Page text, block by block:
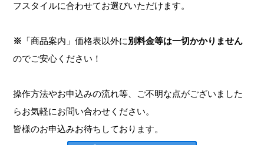
フスタイルに合わせてお選びいただけます。
※ 「商品案内」価格表以外に別料金等は一切かかりません
のでご安心ください！
操作方法やお申込みの流れ等、ご不明な点がございました
らお気軽にお問い合わせください。
皆様のお申込みお待ちしております。